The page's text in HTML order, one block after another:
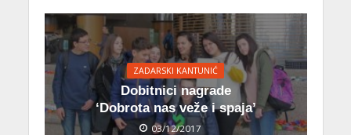
ZADARSKI KANTUNIĆ
Dobitnici nagrade
‘Dobrota nas veže i spaja’
03/12/2017